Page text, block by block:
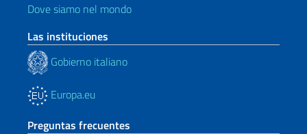
Dove siamo nel mondo
Las instituciones
Gobierno italiano
Europa.eu
Preguntas frecuentes